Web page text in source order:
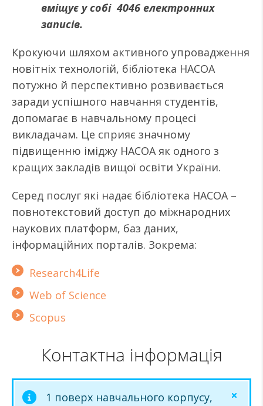
вміщує у собі 4046 електронних
записів.
Крокуючи шляхом активного упровадження
новітніх технологій, бібліотека НАСОА
потужно й перспективно розвивається
заради успішного навчання студентів,
допомагає в навчальному процесі
викладачам. Це сприяє значному
підвищенню іміджу НАСОА як одного з
кращих закладів вищої освіти України.
Серед послуг які надає бібліотека НАСОА –
повнотекстовий доступ до міжнародних
наукових платформ, баз даних,
інформаційних порталів. Зокрема:
Research4Life
Web of Science
Scopus
Контактна інформація
1 поверх навчального корпусу,